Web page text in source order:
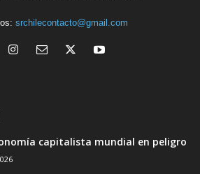
srchilecontacto@gmail.com
capitalista mundial en peligro